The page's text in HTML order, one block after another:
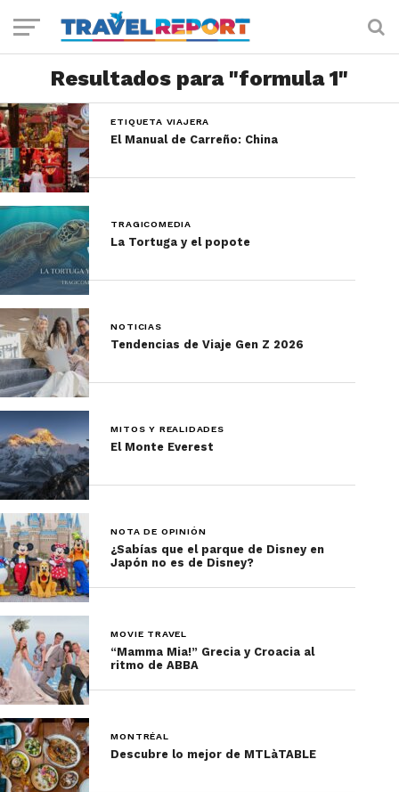
Resultados para "formula 1"
ETIQUETA VIAJERA
El Manual de Carreño: China
TRAGICOMEDIA
La Tortuga y el popote
NOTICIAS
Tendencias de Viaje Gen Z 2026
MITOS Y REALIDADES
El Monte Everest
NOTA DE OPINIÓN
¿Sabías que el parque de Disney en
Japón no es de Disney?
MOVIE TRAVEL
“Mamma Mia!” Grecia y Croacia al
ritmo de ABBA
MONTRÉAL
Descubre lo mejor de MTLàTABLE